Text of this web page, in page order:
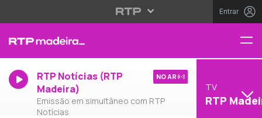
Entrar
RTP Notícias (RTP
Madeira)
Emissão em simultâneo com RTP
Notícias
NO AR
TV
RTP